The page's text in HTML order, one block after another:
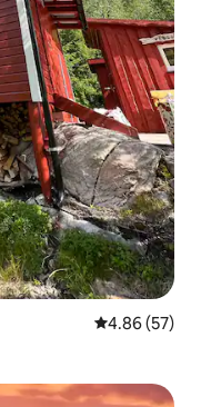
レビュー57
4.86 (57)